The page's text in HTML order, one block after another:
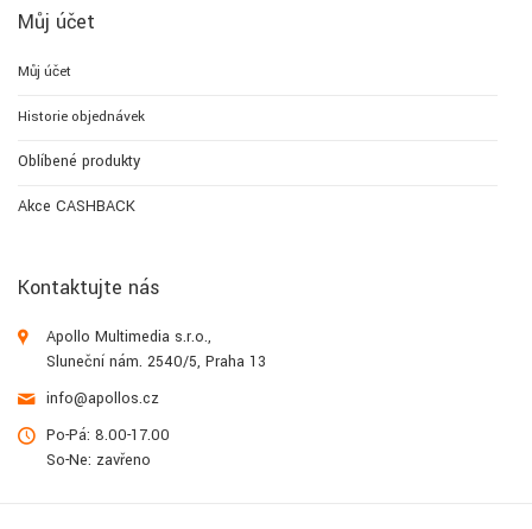
Můj účet
Můj účet
Historie objednávek
Oblíbené produkty
Akce CASHBACK
Kontaktujte nás
Apollo Multimedia s.r.o.,
Sluneční nám. 2540/5, Praha 13
info@apollos.cz
Po-Pá: 8.00-17.00
So-Ne: zavřeno